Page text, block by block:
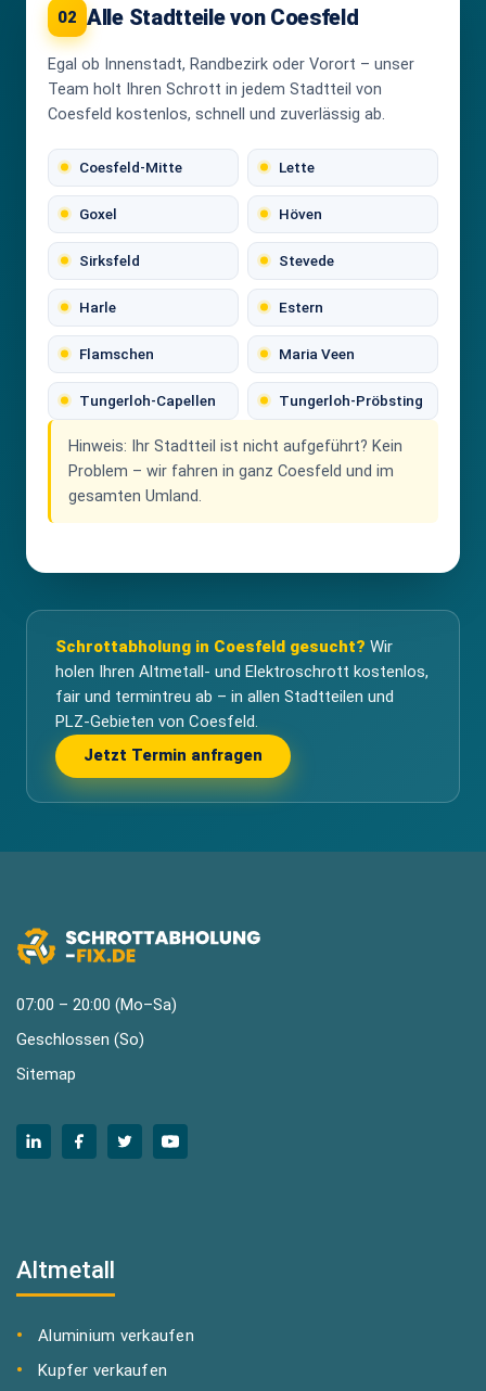
02 Alle Stadtteile von Coesfeld
Egal ob Innenstadt, Randbezirk oder Vorort – unser
Team holt Ihren Schrott in jedem Stadtteil von
Coesfeld kostenlos, schnell und zuverlässig ab.
Coesfeld-Mitte Lette
Goxel Höven
Sirksfeld Stevede
Harle Estern
Flamschen Maria Veen
Tungerloh-Capellen Tungerloh-Pröbsting
Hinweis: Ihr Stadtteil ist nicht aufgeführt? Kein
Problem – wir fahren in ganz Coesfeld und im
gesamten Umland.
Schrottabholung in Coesfeld gesucht? Wir
holen Ihren Altmetall- und Elektroschrott kostenlos,
fair und termintreu ab – in allen Stadtteilen und
PLZ-Gebieten von Coesfeld.
Jetzt Termin anfragen
07:00 – 20:00 (Mo–Sa)
Geschlossen (So)
Sitemap
Altmetall
Aluminium verkaufen
Kupfer verkaufen